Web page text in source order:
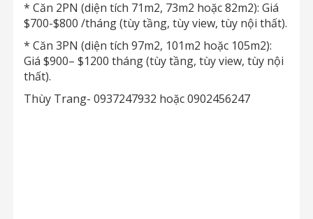
* Căn 2PN (diện tích 71m2, 73m2 hoặc 82m2): Giá
$700-$800 /tháng (tùy tầng, tùy view, tùy nội thất).
* Căn 3PN (diện tích 97m2, 101m2 hoặc 105m2):
Giá $900– $1200 tháng (tùy tầng, tùy view, tùy nội
thất).
Thùy Trang- 0937247932 hoặc 0902456247